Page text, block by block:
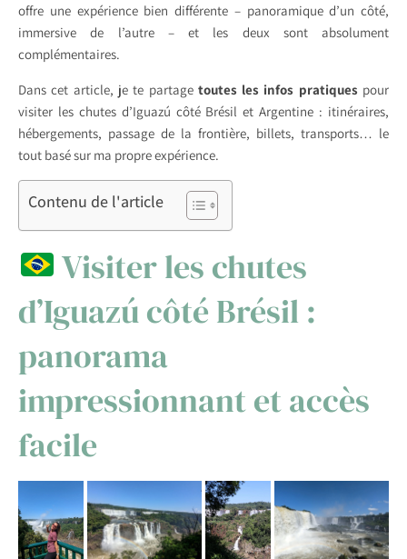
offre une expérience bien différente – panoramique d’un côté,
immersive de l’autre – et les deux sont absolument
complémentaires.
Dans cet article, je te partage toutes les infos pratiques pour
visiter les chutes d’Iguazú côté Brésil et Argentine : itinéraires,
hébergements, passage de la frontière, billets, transports… le
tout basé sur ma propre expérience.
Contenu de l'article
Visiter les chutes
d’Iguazú côté Brésil :
panorama
impressionnant et accès
facile